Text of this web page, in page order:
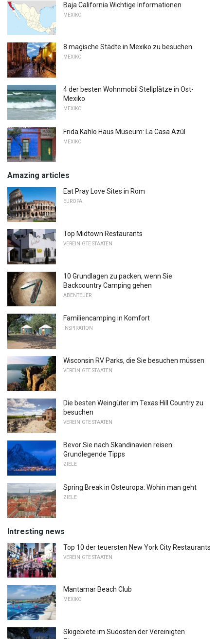
Baja California Wichtige Informationen
MEXIKO
8 magische Städte in Mexiko zu besuchen
MEXIKO
4 der besten Wohnmobil Stellplätze in Ost-
Mexiko
MEXIKO
Frida Kahlo Haus Museum: La Casa Azúl
MEXIKO
Amazing articles
Eat Pray Love Sites in Rom
EUROPA
Top Midtown Restaurants
VEREINIGTE STAATEN
10 Grundlagen zu packen, wenn Sie
Backcountry Camping gehen
ABENTEUER
Familiencamping in Komfort
INSPIRATION
Wisconsin RV Parks, die Sie besuchen müssen
VEREINIGTE STAATEN
Die besten Weingüter im Texas Hill Country zu
besuchen
VEREINIGTE STAATEN
Bevor Sie nach Skandinavien reisen:
Grundlegende Tipps
ZIELE
Spring Break in Osteuropa: Wohin man geht
ZIELE
Intresting news
Top 10 der teuersten New York City Restaurants
VEREINIGTE STAATEN
Mantamar Beach Club
MEXIKO
Skigebiete im Südosten der Vereinigten